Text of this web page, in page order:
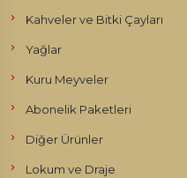
Kahveler ve Bitki Çayları
Yağlar
Kuru Meyveler
Abonelik Paketleri
Diğer Ürünler
Lokum ve Draje